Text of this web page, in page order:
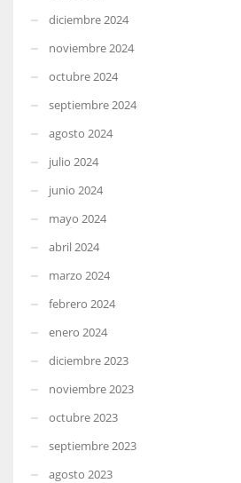
diciembre 2024
noviembre 2024
octubre 2024
septiembre 2024
agosto 2024
julio 2024
junio 2024
mayo 2024
abril 2024
marzo 2024
febrero 2024
enero 2024
diciembre 2023
noviembre 2023
octubre 2023
septiembre 2023
agosto 2023